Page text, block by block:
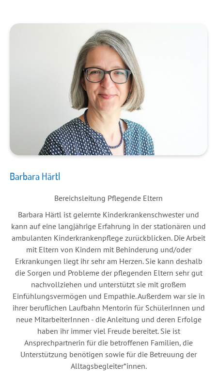
Barbara Härtl
Bereichsleitung Pflegende Eltern
Barbara Härtl ist gelernte Kinderkrankenschwester und
kann auf eine langjährige Erfahrung in der stationären und
ambulanten Kinderkrankenpflege zurückblicken. Die Arbeit
mit Eltern von Kindern mit Behinderung und/oder
Erkrankungen liegt ihr sehr am Herzen. Sie kann deshalb
die Sorgen und Probleme der pflegenden Eltern sehr gut
nachvollziehen und unterstützt sie mit großem
Einfühlungsvermögen und Empathie. Außerdem war sie in
ihrer beruflichen Laufbahn Mentorin für SchülerInnen und
neue MitarbeiterInnen - die Anleitung und deren Erfolge
haben ihr immer viel Freude bereitet. Sie ist
Ansprechpartnerin für die betroffenen Familien, die
Unterstützung benötigen sowie für die Betreuung der
Alltagsbegleiter*innen.